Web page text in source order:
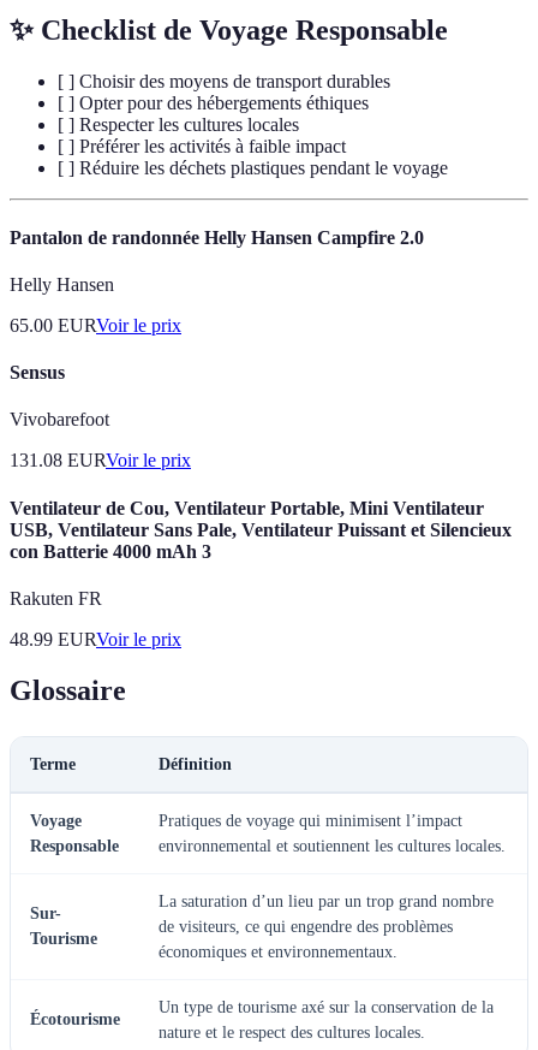
✨ Checklist de Voyage Responsable
[ ] Choisir des moyens de transport durables
[ ] Opter pour des hébergements éthiques
[ ] Respecter les cultures locales
[ ] Préférer les activités à faible impact
[ ] Réduire les déchets plastiques pendant le voyage
Pantalon de randonnée Helly Hansen Campfire 2.0
Helly Hansen
65.00 EURVoir le prix
Sensus
Vivobarefoot
131.08 EURVoir le prix
Ventilateur de Cou, Ventilateur Portable, Mini Ventilateur
USB, Ventilateur Sans Pale, Ventilateur Puissant et Silencieux
con Batterie 4000 mAh 3
Rakuten FR
48.99 EURVoir le prix
Glossaire
Terme Définition
Voyage
Responsable
Pratiques de voyage qui minimisent l’impact
environnemental et soutiennent les cultures locales.
Sur-
Tourisme
La saturation d’un lieu par un trop grand nombre
de visiteurs, ce qui engendre des problèmes
économiques et environnementaux.
Écotourisme
Un type de tourisme axé sur la conservation de la
nature et le respect des cultures locales.